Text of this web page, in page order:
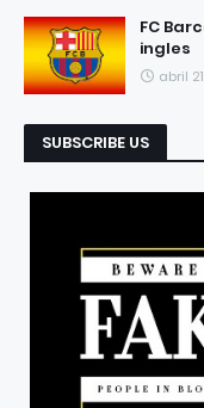
FC
ingles
abril
SUBSCRIBE US